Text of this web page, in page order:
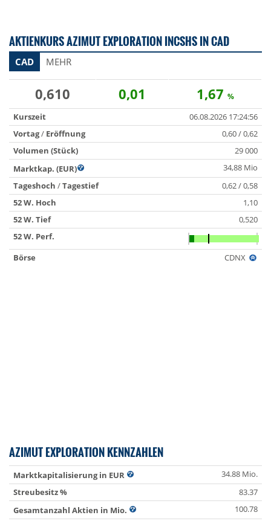
AKTIENKURS AZIMUT EXPLORATION INCSHS IN CAD
CAD MEHR
0,610 0,01 1,67 %
Kurszeit
06.08.2026 17:24:56
Vortag/ Eröffnung
0,60 / 0,62
Volumen (Stück)
29 000
Marktkap. (EUR)
34,88 Mio
Tageshoch /Tagestief
0,62 / 0,58
52 W. Hoch
1,10
52 W. Tief
0,520
52 W. Perf.
Börse
CDNX
AZIMUT EXPLORATION KENNZAHLEN
Marktkapitalisierung in EUR
34.88 Mio.
Streubesitz %
83.37
Gesamtanzahl Aktien in Mio.
100.78